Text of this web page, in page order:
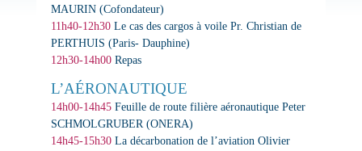
MAURIN (Cofondateur)
11h40-12h30Le cas des cargos à voilePr. Christian de
PERTHUIS (Paris- Dauphine)
12h30-14h00Repas
L’AÉRONAUTIQUE
14h00-14h45Feuille de route filière aéronautiquePeter
SCHMOLGRUBER (ONERA)
14h45-15h30La décarbonation de l’aviationOlivier